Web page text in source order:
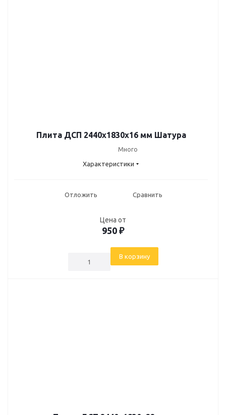
Плита ДСП 2440х1830х16 мм Шатура
Много
Характеристики
Отложить Сравнить
Цена от
950 ₽
В корзину